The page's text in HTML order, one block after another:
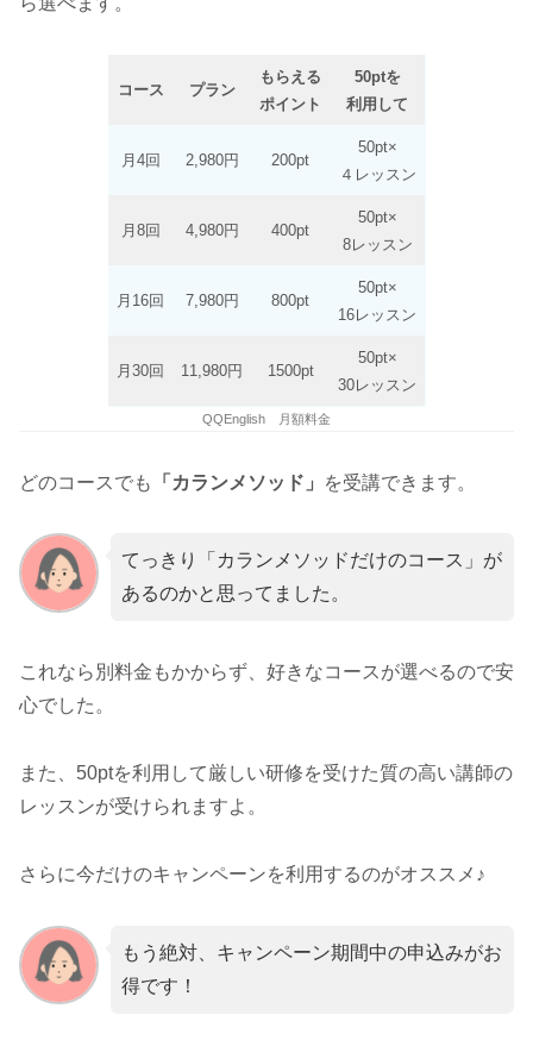
コース プラン
もらえる
ポイント
50ptを
利用して
月4回 2,980円 200pt
50pt×
４レッスン
月8回 4,980円 400pt
50pt×
8レッスン
月16回 7,980円 800pt
50pt×
16レッスン
月30回 11,980円 1500pt
50pt×
30レッスン
QQEnglish 月額料金
どのコースでも 「カランメソッド」 を受講できます。
てっきり「カランメソッドだけのコース」が
あるのかと思ってました。
これなら別料金もかからず、好きなコースが選べるので安
心でした。
また、50ptを利用して厳しい研修を受けた質の高い講師の
レッスンが受けられますよ。
さらに今だけのキャンペーンを利用するのがオススメ♪
もう絶対、キャンペーン期間中の申込みがお
得です！